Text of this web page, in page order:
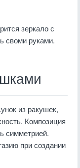
зеркало с
своми руками.
из ракушек,
Композиция
симметрией.
при создании